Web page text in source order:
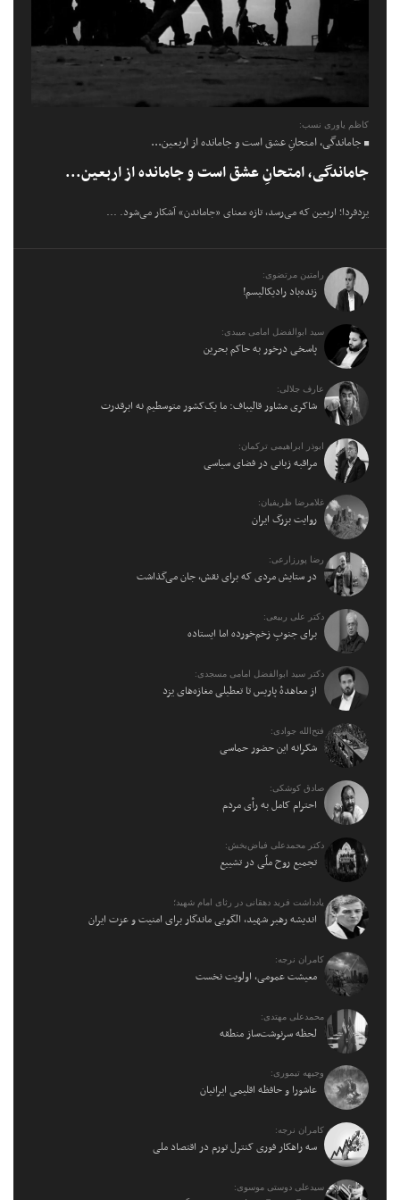
کاظم یاوری نسب:
جاماندگی، امتحانِ عشق است و جامانده از اربعین...
جاماندگی، امتحانِ عشق است و جامانده از اربعین...
یزدفردا؛ اربعین که می‌رسد، تازه معنای «جاماندن» آشکار می‌شود. ...
رامتین مرتضوی:
زنده‌باد رادیکالیسم!
سید ابوالفضل امامی میبدی:
پاسخی درخور به حاکم بحرین
عارف جلالی:
شاکری مشاور قالیباف: ما یک‌کشور متوسطیم نه ابرقدرت
ابوذر ابراهیمی ترکمان:
مراقبه زبانی در فضای سیاسی
غلامرضا ظریفیان:
روایت بزرگ ایران
رضا پورزارعی:
در ستایش مردی که برای نقش، جان می‌گذاشت
دکتر علی ربیعی:
برای جنوبِ زخم‌خورده اما ایستاده
دکتر سید ابوالفضل امامی مسجدی:
از معاهدهٔ پاریس تا تعطیلی مغازه‌های یزد
فتح‌الله جوادی:
شکرانه این حضور حماسی
صادق کوشکی:
احترام کامل به رأی مردم
دکتر محمدعلی فیاض‌بخش:
تجمیع روح ملّی در تشییع
یادداشت فرید دهقانی در رثای امام شهید؛
اندیشه رهبر شهید، الگویی ماندگار برای امنیت و عزت ایران
کامران نرجه:
معیشت عمومی، اولویت نخست
محمدعلی مهتدی:
لحظه سرنوشت‌ساز منطقه
وجیهه تیموری:
عاشورا و حافظه اقلیمی ایرانیان
کامران نرجه:
سه راهکار فوری کنترل تورم در اقتصاد ملی
سیدعلی دوستی موسوی: